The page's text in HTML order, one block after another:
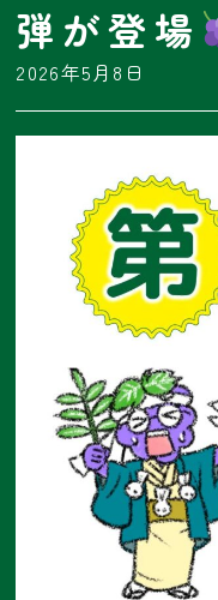
弾が登場
2026年5月8日